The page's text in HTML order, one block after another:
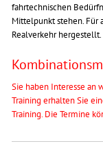
fahrtechnischen
Mittelpunkt stehen. Für
Realverkehr hergestellt.
Sie haben Interesse an
Training erhalten Sie
Training. Die Termine